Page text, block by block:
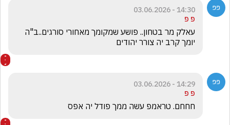
14:30 - 03.06.2026
פ פ
יומך קרב יה צורר יהודים
14:29 - 03.06.2026
פ פ
חחחם. טראמפ עשה ממך פודל יה אפס